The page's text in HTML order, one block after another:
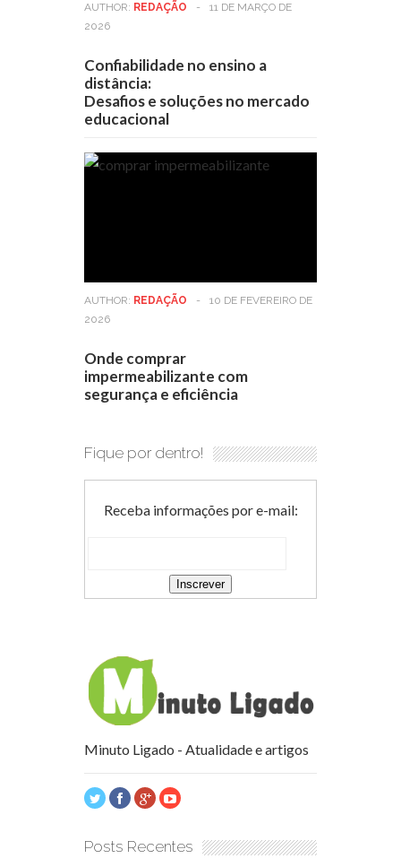
AUTHOR: REDAÇÃO -
11 DE MARÇO DE
2026
Confiabilidade no ensino a
distância:
Desafios e soluções no mercado
educacional
AUTHOR: REDAÇÃO -
10 DE FEVEREIRO DE
2026
Onde comprar
impermeabilizante com
segurança e eficiência
Fique por dentro!
Receba informações por e-mail:
Minuto Ligado - Atualidade e artigos
Posts Recentes